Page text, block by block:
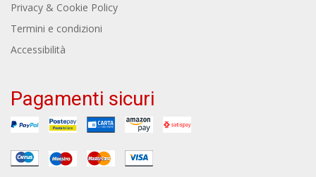
Privacy & Cookie Policy
Termini e condizioni
Accessibilità
Pagamenti sicuri